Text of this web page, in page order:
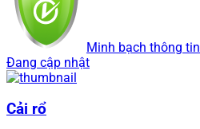
Minh bạch thông tin
Đang cập nhật
Cải rổ